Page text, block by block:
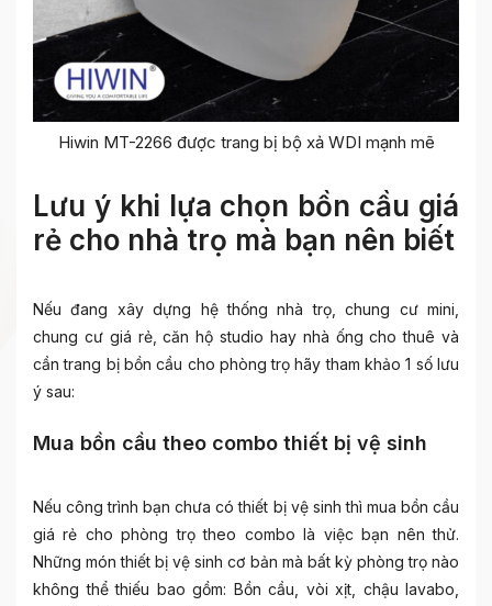
Hiwin MT-2266 được trang bị bộ xả WDI mạnh mẽ
Lưu ý khi lựa chọn bồn cầu giá
rẻ cho nhà trọ mà bạn nên biết
Nếu đang xây dựng hệ thống nhà trọ, chung cư mini,
chung cư giá rẻ, căn hộ studio hay nhà ống cho thuê và
cần trang bị bồn cầu cho phòng trọ hãy tham khảo 1 số lưu
ý sau:
Mua bồn cầu theo combo thiết bị vệ sinh
Nếu công trình bạn chưa có thiết bị vệ sinh thì mua bồn cầu
giá rẻ cho phòng trọ theo combo là việc bạn nên thử.
Những món thiết bị vệ sinh cơ bản mà bất kỳ phòng trọ nào
không thể thiếu bao gồm: Bồn cầu, vòi xịt, chậu lavabo,